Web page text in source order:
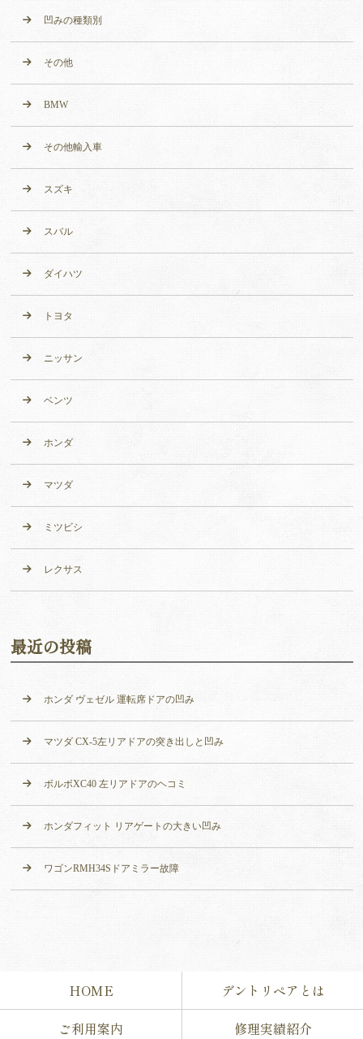
凹みの種類別
その他
BMW
その他輸入車
スズキ
スバル
ダイハツ
トヨタ
ニッサン
ベンツ
ホンダ
マツダ
ミツビシ
レクサス
最近の投稿
ホンダ ヴェゼル 運転席ドアの凹み
マツダ CX-5左リアドアの突き出しと凹み
ボルボXC40 左リアドアのヘコミ
ホンダフィット リアゲートの大きい凹み
ワゴンRMH34Sドアミラー故障
HOME
デントリペアとは
ご利用案内
修理実績紹介